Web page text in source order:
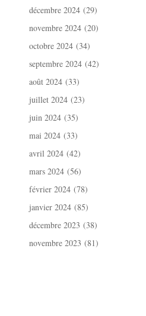
décembre 2024 (29)
novembre 2024 (20)
octobre 2024 (34)
septembre 2024 (42)
août 2024 (33)
juillet 2024 (23)
juin 2024 (35)
mai 2024 (33)
avril 2024 (42)
mars 2024 (56)
février 2024 (78)
janvier 2024 (85)
décembre 2023 (38)
novembre 2023 (81)